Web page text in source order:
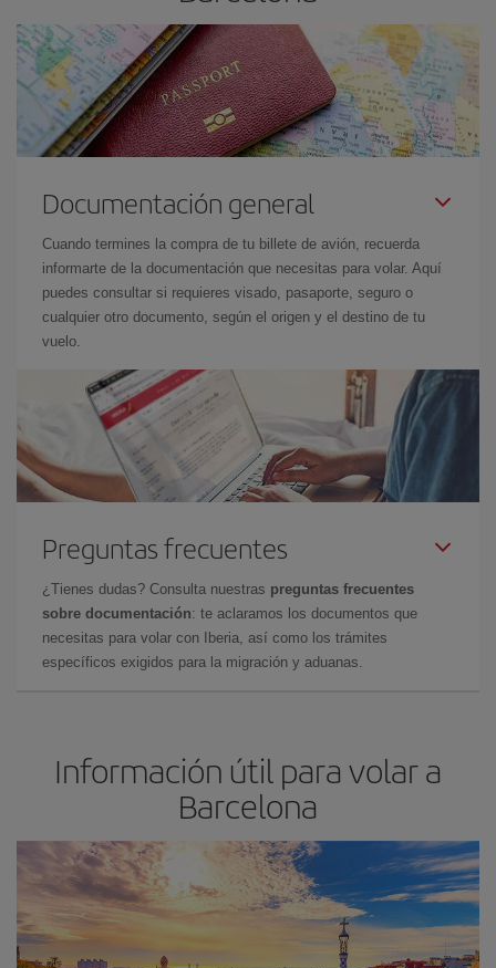
Documentación general
Cuando termines la compra de tu billete de avión, recuerda
informarte de la documentación que necesitas para volar. Aquí
puedes consultar si requieres visado, pasaporte, seguro o
cualquier otro documento, según el origen y el destino de tu
vuelo.
Preguntas frecuentes
¿Tienes dudas? Consulta nuestras preguntas frecuentes
sobre documentación: te aclaramos los documentos que
necesitas para volar con Iberia, así como los trámites
específicos exigidos para la migración y aduanas.
Información útil para volar a
Barcelona